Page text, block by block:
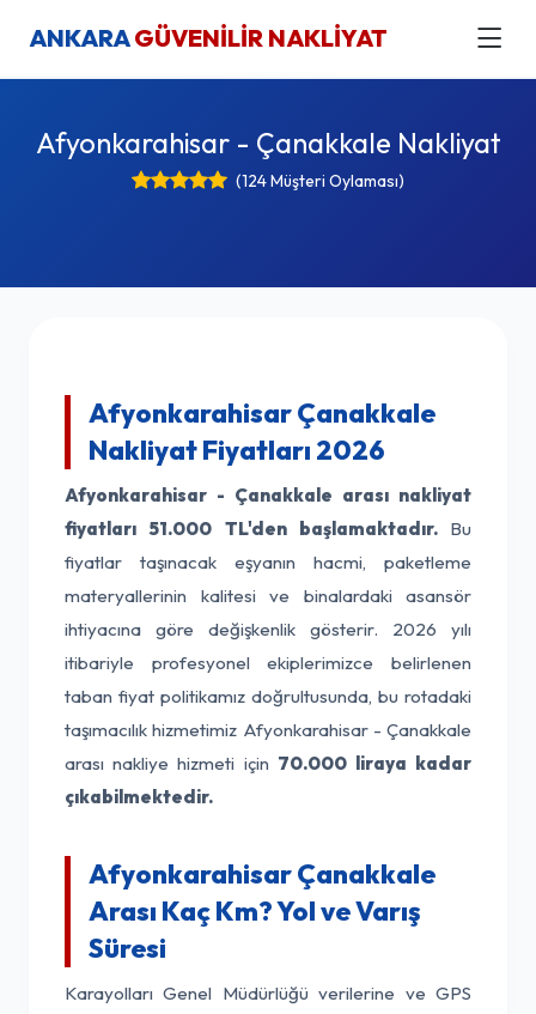
ANKARAGÜVENİLİR NAKLİYAT
Afyonkarahisar - Çanakkale Nakliyat
(124 Müşteri Oylaması)
Afyonkarahisar Çanakkale
Nakliyat Fiyatları 2026
Afyonkarahisar - Çanakkale arası nakliyat
fiyatları 51.000 TL'den başlamaktadır.Bu
fiyatlar taşınacak eşyanın hacmi, paketleme
materyallerinin kalitesi ve binalardaki asansör
ihtiyacına göre değişkenlik gösterir. 2026 yılı
itibariyle profesyonel ekiplerimizce belirlenen
taban fiyat politikamız doğrultusunda, bu rotadaki
taşımacılık hizmetimiz Afyonkarahisar - Çanakkale
arası nakliye hizmeti için 70.000 liraya kadar
çıkabilmektedir.
Afyonkarahisar Çanakkale
Arası Kaç Km? Yol ve Varış
Süresi
Karayolları Genel Müdürlüğü verilerine ve GPS